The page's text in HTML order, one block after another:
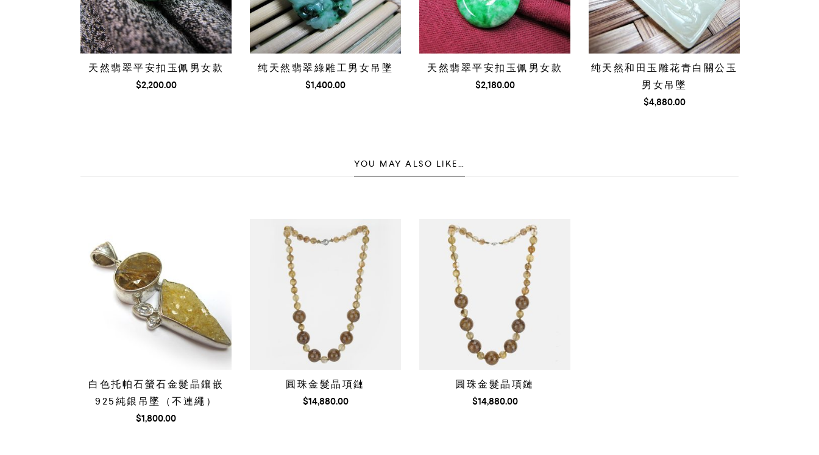
天然翡翠平安扣玉佩男女款
$2,200.00
纯天然翡翠綠雕工男女吊墜
$1,400.00
天然翡翠平安扣玉佩男女款
$2,180.00
纯天然和田玉雕花青白關公玉
男女吊墜
$4,880.00
YOU MAY ALSO LIKE…
白色托帕石螢石金髮晶鑲嵌
925純銀吊墜（不連繩）
$1,800.00
圓珠金髮晶項鏈
$14,880.00
圓珠金髮晶項鏈
$14,880.00